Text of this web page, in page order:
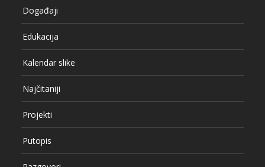
Događaji
Edukacija
Kalendar slike
Najčitaniji
Projekti
Putopis